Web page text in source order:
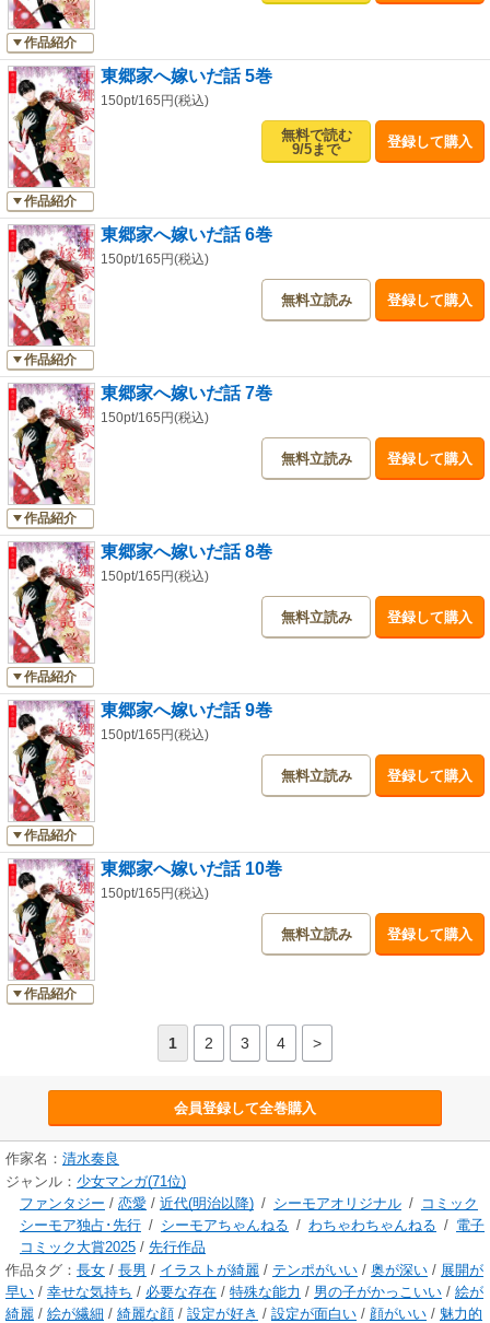
作品紹介
作品紹介
東郷家へ嫁いだ話 5巻
150pt/165円(税込)
無料で読む
9/5まで
登録して購入
作品紹介
東郷家へ嫁いだ話 6巻
150pt/165円(税込)
無料立読み 登録して購入
作品紹介
東郷家へ嫁いだ話 7巻
150pt/165円(税込)
無料立読み 登録して購入
作品紹介
東郷家へ嫁いだ話 8巻
150pt/165円(税込)
無料立読み 登録して購入
作品紹介
東郷家へ嫁いだ話 9巻
150pt/165円(税込)
無料立読み 登録して購入
作品紹介
東郷家へ嫁いだ話 10巻
150pt/165円(税込)
無料立読み 登録して購入
1 2 3 4 >
会員登録して全巻購入
作家名： 清水奏良
ジャンル： 少女マンガ(71位)
ファンタジー / 恋愛 / 近代(明治以降) / シーモアオリジナル / コミック
シーモア独占･先行 / シーモアちゃんねる / わちゃわちゃんねる / 電子
コミック大賞2025 / 先行作品
作品タグ： 長女 / 長男 / イラストが綺麗 / テンポがいい / 奥が深い / 展開が
早い / 幸せな気持ち / 必要な存在 / 特殊な能力 / 男の子がかっこいい / 絵が
綺麗 / 絵が繊細 / 綺麗な顔 / 設定が好き / 設定が面白い / 顔がいい / 魅力的